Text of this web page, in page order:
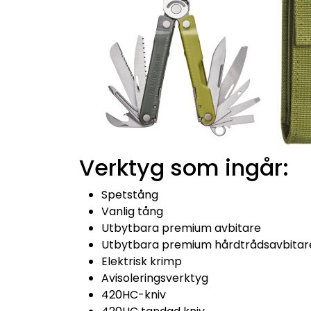
Verktyg som ingår:
Spetstång
Vanlig tång
Utbytbara premium avbitare
Utbytbara premium
Elektrisk krimp
Avisoleringsverktyg
420HC-kniv